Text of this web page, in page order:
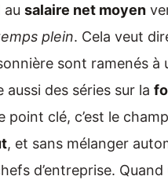
au salaire net moyen
plein. Cela veut
sont ramenés à
des séries sur la
point clé, c’est le
, et sans mélanger
d’entreprise.